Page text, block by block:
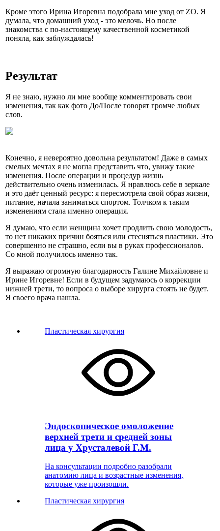
Кроме этого Ирина Игоревна подобрала мне уход от ZO. Я
думала, что домашний уход - это мелочь. Но после
знакомства с по-настоящему качественной косметикой
поняла, как заблуждалась!
Результат
Я не знаю, нужно ли мне вообще комментировать свои
изменения, так как фото До/После говорят громче любых
слов.
Конечно, я невероятно довольна результатом! Даже в самых
смелых мечтах я не могла представить что, увижу такие
изменения. После операции и процедур жизнь
действительно очень изменилась. Я нравлюсь себе в зеркале
и это даёт ценный ресурс: я пересмотрела свой образ жизни,
питание, начала заниматься спортом. Толчком к таким
изменениям стала именно операция.
Я думаю, что если женщина хочет продлить свою молодость,
то нет никаких причин бояться или стесняться пластики. Это
совершенно не страшно, если вы в руках профессионалов.
Со мной получилось именно так.
Я выражаю огромную благодарность Галине Михайловне и
Ирине Игоревне! Если в будущем задумаюсь о коррекции
нижней трети, то вопроса о выборе хирурга стоять не будет.
Я своего врача нашла.
Пластическая хирургия
Эндоскопическое омоложение
верхней трети и средней зоны
лица у Хрусталевой Г.М.
На консультации подробно разобрали
анатомию лица и возрастные изменения,
которые уже произошли.
Пластическая хирургия